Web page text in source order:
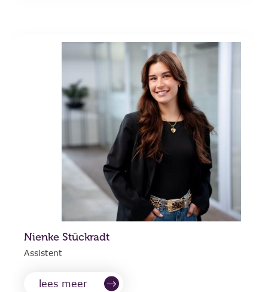
Nienke Stückradt
Assistent
lees meer